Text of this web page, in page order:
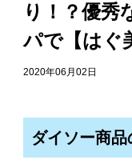
り！？優秀
パで【はぐ
2020年06月02日
ダイソー商